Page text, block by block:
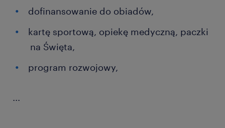
dofinansowanie do obiadów,
kartę sportową, opiekę medyczną, paczki
na Święta,
program rozwojowy,
...